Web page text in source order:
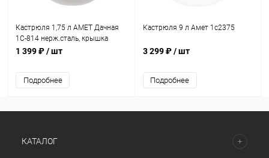
Кастрюля 1,75 л АМЕТ Дачная
1С-814 нерж.сталь, крышка
1 399 ₽/ шт
Подробнее
Кастрюля 9 л Амет 1c2375
3 299 ₽/ шт
Подробнее
КАТАЛОГ